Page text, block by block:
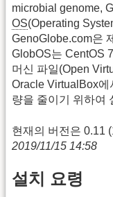
microbial genome,
OS(Operating
GenoGlobe.com은
GlobOS는 CentOS
머신 파일(Open
Oracle VirtualBox에
량을 줄이기 위하여
현재의 버전은 0.11
2019/11/15 14:58
설치 요령